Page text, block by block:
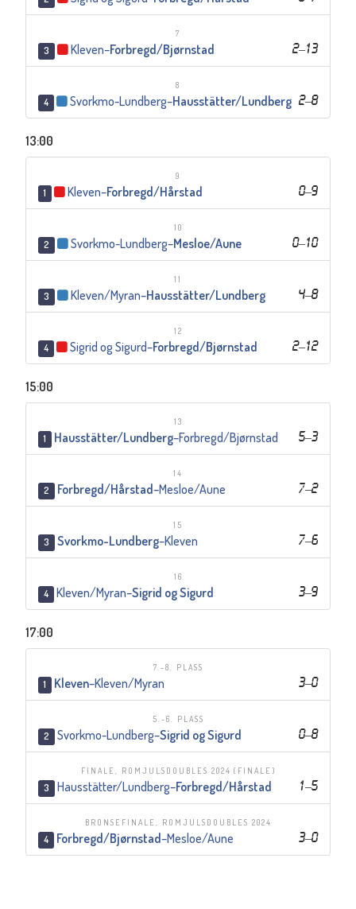
7
3 2–13
Kleven–Forbregd/Bjørnstad
8
4 2–8
Svorkmo-Lundberg–Hausstätter/Lundberg
13:00
9
1 0–9
Kleven–Forbregd/Hårstad
10
2 0–10
Svorkmo-Lundberg–Mesloe/Aune
11
3 4–8
Kleven/Myran–Hausstätter/Lundberg
12
4 2–12
Sigrid og Sigurd–Forbregd/Bjørnstad
15:00
13
1 5–3
Hausstätter/Lundberg–Forbregd/Bjørnstad
14
2 7–2
Forbregd/Hårstad–Mesloe/Aune
15
3 7–6
Svorkmo-Lundberg–Kleven
16
4 3–9
Kleven/Myran–Sigrid og Sigurd
17:00
7.-8. PLASS
1 3–0
Kleven–Kleven/Myran
5.-6. PLASS
2 0–8
Svorkmo-Lundberg–Sigrid og Sigurd
FINALE, ROMJULSDOUBLES 2024 (FINALE)
3 1–5
Hausstätter/Lundberg–Forbregd/Hårstad
BRONSEFINALE, ROMJULSDOUBLES 2024
4 3–0
Forbregd/Bjørnstad–Mesloe/Aune